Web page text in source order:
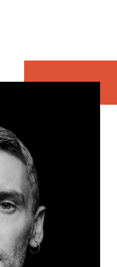
проєкті автор
та місця
Ключове
серії
світу,
об’єднує
зображення
світлових
поширених
і кадмій
та кульбаби;
для людей з
повноколірного